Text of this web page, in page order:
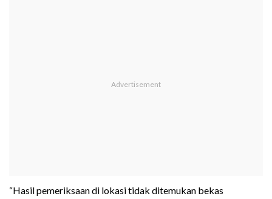
“Hasil pemeriksaan di lokasi tidak ditemukan bekas